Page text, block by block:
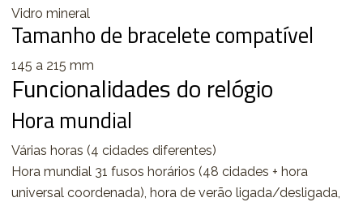
Vidro mineral
Tamanho de bracelete compatível
145 a 215 mm
Funcionalidades do relógio
Hora mundial
Várias horas (4 cidades diferentes)
Hora mundial 31 fusos horários (48 cidades + hora
universal coordenada), hora de verão ligada/desligada,